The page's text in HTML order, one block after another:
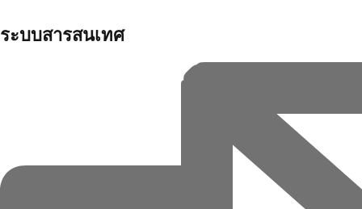
ระบบสารสนเทศ